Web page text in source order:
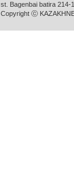
st. Bagenbai batira 214-
Copyright ⓒ